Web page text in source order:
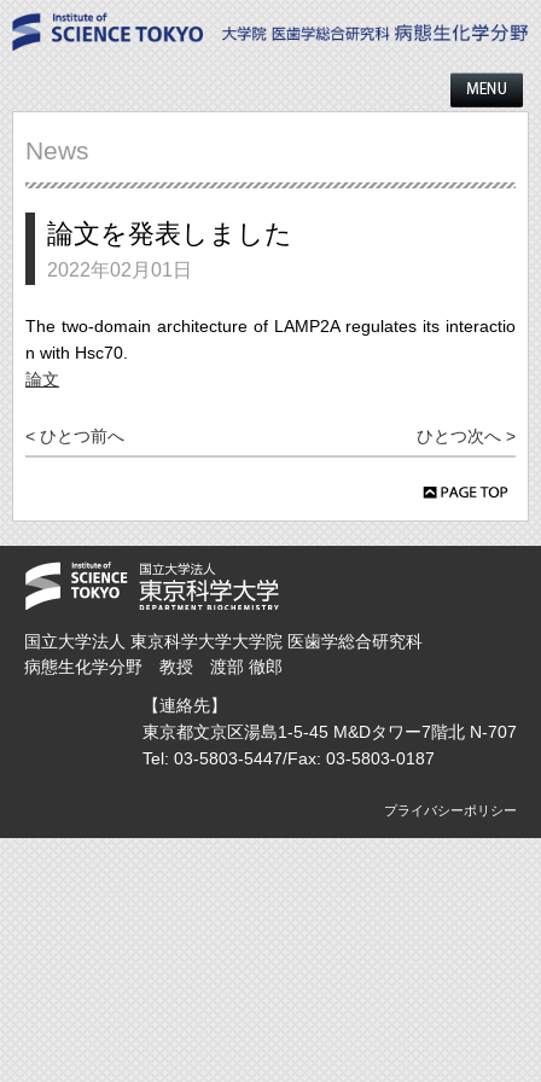
News
論文を発表しました
2022年02月01日
The two-domain architecture of LAMP2A regulates its interactio
n with Hsc70.
論文
< ひとつ前へ ひとつ次へ >
国立大学法人 東京科学大学大学院 医歯学総合研究科
病態生化学分野 教授 渡部 徹郎
【連絡先】
東京都文京区湯島1-5-45 M&Dタワー7階北 N-707
Tel: 03-5803-5447/Fax: 03-5803-0187
プライバシーポリシー